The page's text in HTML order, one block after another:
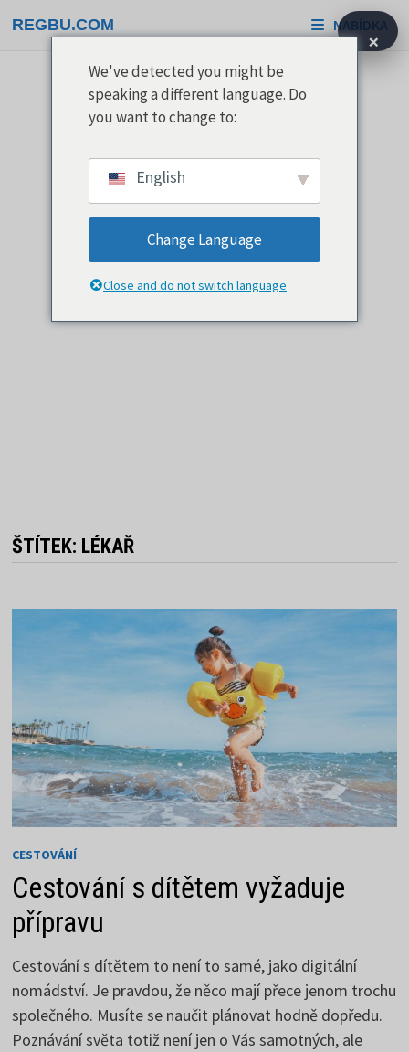
na
REGBU.COM NABÍDKA
ŠTÍTEK: LÉKAŘ
CESTOVÁNÍ
Cestování s dítětem vyžaduje
přípravu
Cestování s dítětem to není to samé, jako digitální
nomádství. Je pravdou, že něco mají přece jenom trochu
společného. Musíte se naučit plánovat hodně dopředu.
Poznávání světa totiž není jen o Vás samotných, ale
×
We've detected you might be
speaking a different language. Do
you want to change to:
English
Change Language
Close and do not switch language